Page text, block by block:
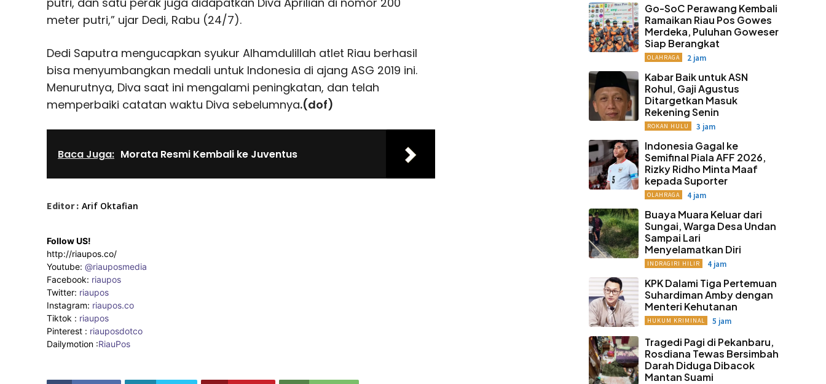
meter putri,” ujar Dedi, Rabu (24/7).
Dedi Saputra mengucapkan syukur Alhamdulillah atlet Riau berhasil
bisa menyumbangkan medali untuk Indonesia di ajang ASG 2019 ini.
Menurutnya, Diva saat ini mengalami peningkatan, dan telah
memperbaiki catatan waktu Diva sebelumnya.(dof)
Baca Juga: Morata Resmi Kembali ke Juventus
Editor : Arif Oktafian
Follow US!
http://riaupos.co/
Youtube: @riauposmedia
Facebook: riaupos
Twitter: riaupos
Instagram: riaupos.co
Tiktok : riaupos
Pinterest : riauposdotco
Dailymotion :RiauPos
Go-SoC Perawang Kembali
Ramaikan Riau Pos Gowes
Merdeka, Puluhan Goweser
Siap Berangkat
OLAHRAGA 2 jam
Kabar Baik untuk ASN
Rohul, Gaji Agustus
Ditargetkan Masuk
Rekening Senin
ROKAN HULU 3 jam
Indonesia Gagal ke
Semifinal Piala AFF 2026,
Rizky Ridho Minta Maaf
kepada Suporter
OLAHRAGA 4 jam
Buaya Muara Keluar dari
Sungai, Warga Desa Undan
Sampai Lari
Menyelamatkan Diri
INDRAGIRI HILIR 4 jam
KPK Dalami Tiga Pertemuan
Suhardiman Amby dengan
Menteri Kehutanan
HUKUM KRIMINAL 5 jam
Tragedi Pagi di Pekanbaru,
Rosdiana Tewas Bersimbah
Darah Diduga Dibacok
Mantan Suami